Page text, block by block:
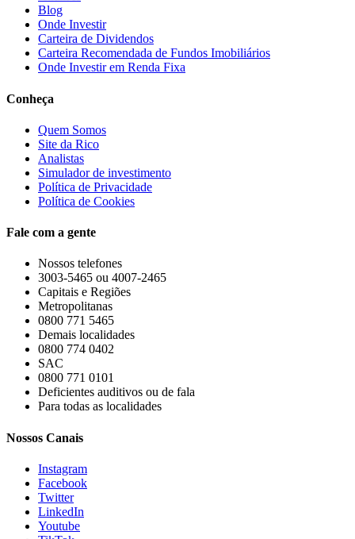
Blog
Onde Investir
Carteira de Dividendos
Carteira Recomendada de Fundos Imobiliários
Onde Investir em Renda Fixa
Conheça
Quem Somos
Site da Rico
Analistas
Simulador de investimento
Política de Privacidade
Política de Cookies
Fale com a gente
Nossos telefones
3003-5465 ou 4007-2465
Capitais e Regiões
Metropolitanas
0800 771 5465
Demais localidades
0800 774 0402
SAC
0800 771 0101
Deficientes auditivos ou de fala
Para todas as localidades
Nossos Canais
Instagram
Facebook
Twitter
LinkedIn
Youtube